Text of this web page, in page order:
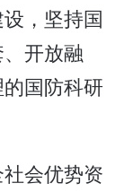
，坚持国
开放融
国防科研
会优势资